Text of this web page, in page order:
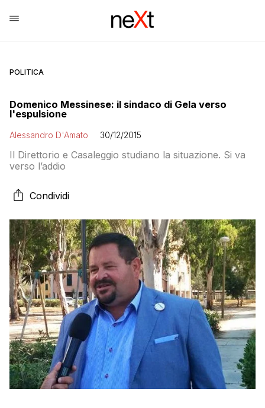
POLITICA
Domenico Messinese: il sindaco di Gela verso
l'espulsione
Alessandro D'Amato 30/12/2015
Il Direttorio e Casaleggio studiano la situazione. Si va
verso l’addio
Condividi